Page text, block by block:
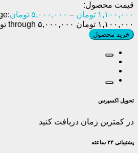
قیمت محصول:
۱,۱۰۰,۰۰۰ تومان – ۵,۰۰۰,۰۰۰ تومان
۱,۱۰۰,۰۰۰ تومان through ۵,۰۰۰,۰۰۰ تومان
خرید محصول
تحویل اکسپرس
در کمترین زمان دریافت کنید
پشتیبانی ۲۴ ساعته